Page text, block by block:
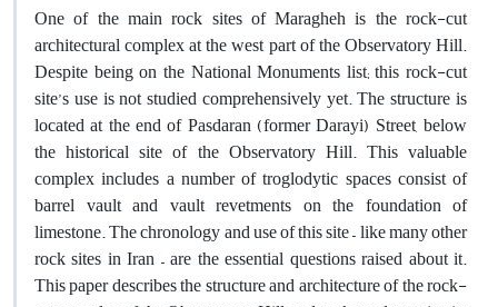
One of the main rock sites of Maragheh is the rock-cut
architectural complex at the west part of the Observatory Hill.
Despite being on the National Monuments list; this rock-cut
site’s use is not studied comprehensively yet. The structure is
located at the end of Pasdaran (former Darayi) Street, below
the historical site of the Observatory Hill. This valuable
complex includes a number of troglodytic spaces consist of
barrel vault and vault revetments on the foundation of
limestone. The chronology and use of this site – like many other
rock sites in Iran – are the essential questions raised about it.
This paper describes the structure and architecture of the rock-